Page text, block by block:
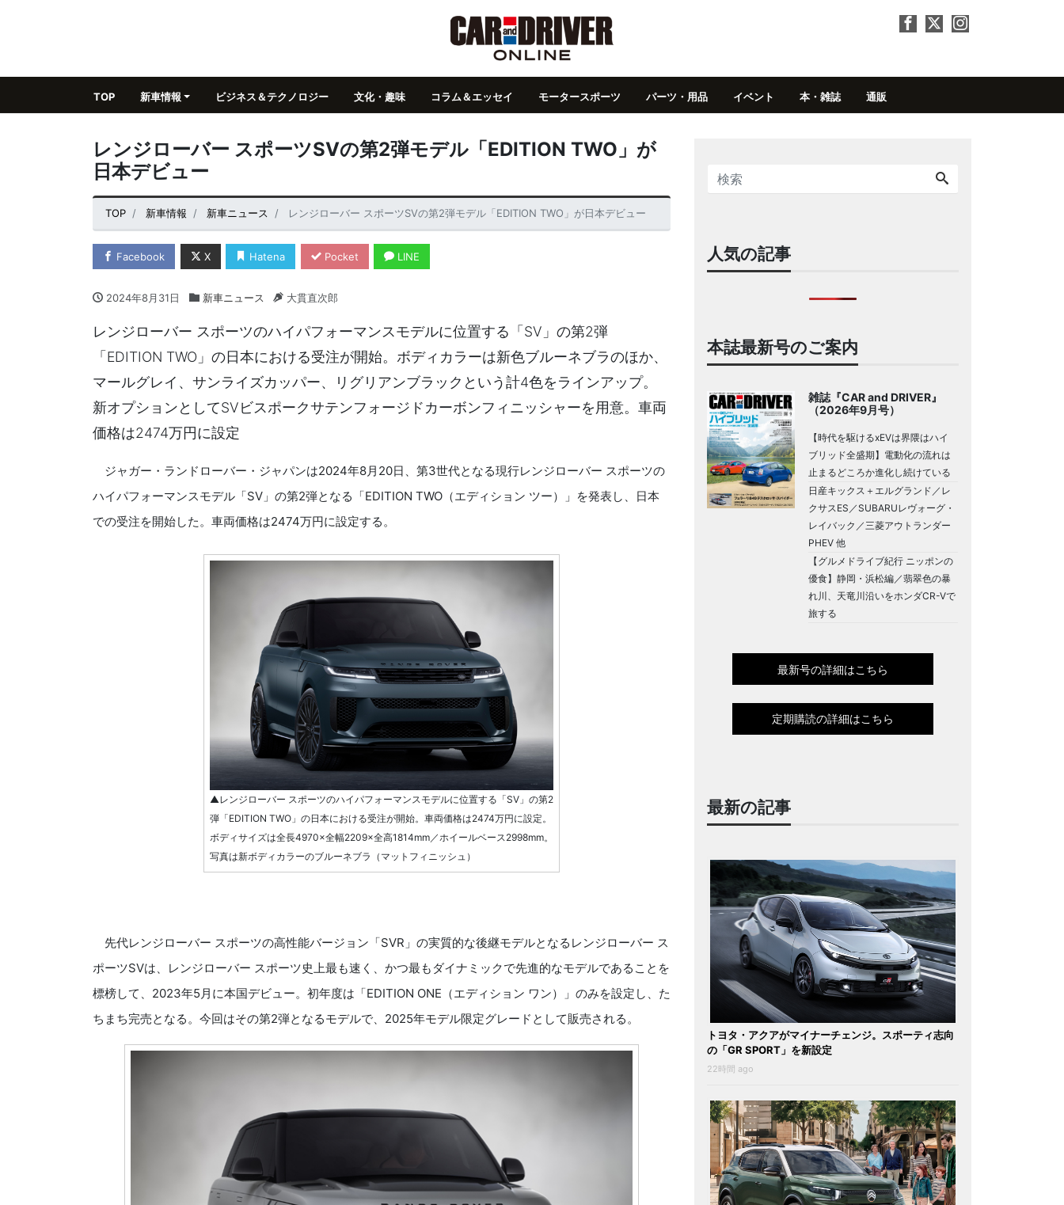
TOP 新車情報 ビジネス＆テクノロジー 文化・趣味 コラム＆エッセイ モータースポーツ パーツ・用品 イベント 本・雑誌 通販
レンジローバー スポーツSVの第2弾モデル「EDITION TWO」が
日本デビュー
TOP 新車情報 新車ニュース レンジローバー スポーツSVの第2弾モデル「EDITION TWO」が日本デビュー
Facebook X Hatena Pocket LINE
2024年8月31日 新車ニュース 大貫直次郎
レンジローバー スポーツのハイパフォーマンスモデルに位置する「SV」の第2弾
「EDITION TWO」の日本における受注が開始。ボディカラーは新色ブルーネブラのほか、
マールグレイ、サンライズカッパー、リグリアンブラックという計4色をラインアップ。
新オプションとしてSVビスポークサテンフォージドカーボンフィニッシャーを用意。車両
価格は2474万円に設定
ジャガー・ランドローバー・ジャパンは2024年8月20日、第3世代となる現行レンジローバー スポーツの
ハイパフォーマンスモデル「SV」の第2弾となる「EDITION TWO（エディション ツー）」を発表し、日本
での受注を開始した。車両価格は2474万円に設定する。
▲レンジローバー スポーツのハイパフォーマンスモデルに位置する「SV」の第2
弾「EDITION TWO」の日本における受注が開始。車両価格は2474万円に設定。
ボディサイズは全長4970×全幅2209×全高1814mm／ホイールベース2998mm。
写真は新ボディカラーのブルーネブラ（マットフィニッシュ）
先代レンジローバー スポーツの高性能バージョン「SVR」の実質的な後継モデルとなるレンジローバー ス
ポーツSVは、レンジローバー スポーツ史上最も速く、かつ最もダイナミックで先進的なモデルであることを
標榜して、2023年5月に本国デビュー。初年度は「EDITION ONE（エディション ワン）」のみを設定し、た
ちまち完売となる。今回はその第2弾となるモデルで、2025年モデル限定グレードとして販売される。
人気の記事
本誌最新号のご案内
雑誌『CAR and DRIVER』
（2026年9月号）
【時代を駆けるxEVは界隈はハイ
ブリッド全盛期】電動化の流れは
止まるどころか進化し続けている
日産キックス＋エルグランド／レ
クサスES／SUBARUレヴォーグ・
レイバック／三菱アウトランダー
PHEV 他
【グルメドライブ紀行 ニッポンの
優食】静岡・浜松編／翡翠色の暴
れ川、天竜川沿いをホンダCR-Vで
旅する
最新号の詳細はこちら
定期購読の詳細はこちら
最新の記事
トヨタ・アクアがマイナーチェンジ。スポーティ志向
の「GR SPORT」を新設定
22時間 ago